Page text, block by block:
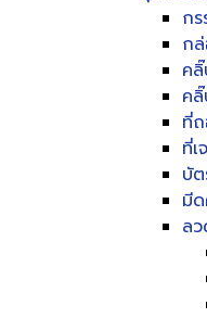
กร
ก
ค
ค
ที่
ที่
บั
มี
ล